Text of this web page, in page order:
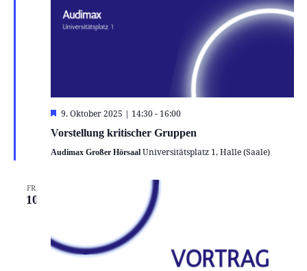
Hervorgehoben
9. Oktober 2025 | 14:30- 16:00
Vorstellung kritischer Gruppen
Audimax Großer Hörsaal Universitätsplatz 1, Halle (Saale)
FR.
10